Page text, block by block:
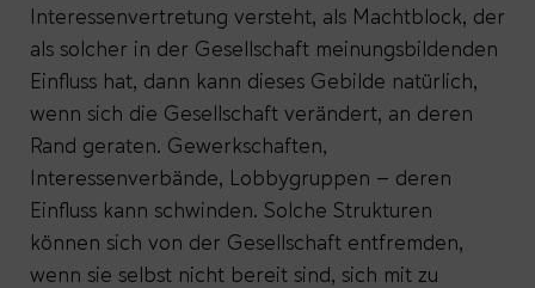
Interessenvertretung versteht, als Machtblock, der
als solcher in der Gesellschaft meinungsbildenden
Einfluss hat, dann kann dieses Gebilde natürlich,
wenn sich die Gesellschaft verändert, an deren
Rand geraten. Gewerkschaften,
Interessenverbände, Lobbygruppen – deren
Einfluss kann schwinden. Solche Strukturen
können sich von der Gesellschaft entfremden,
wenn sie selbst nicht bereit sind, sich mit zu